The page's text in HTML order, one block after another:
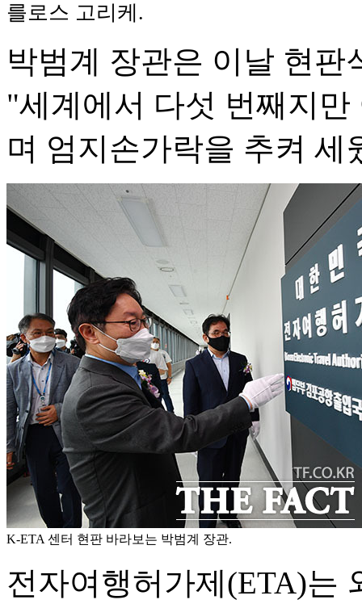
를로스 고리케.
박범계 장관은 이날 현
"세계에서 다섯 번째지
며 엄지손가락을 추켜 세
K-ETA 센터 현판 바라보는 박범계 장관.
전자여행허가제(ETA)는